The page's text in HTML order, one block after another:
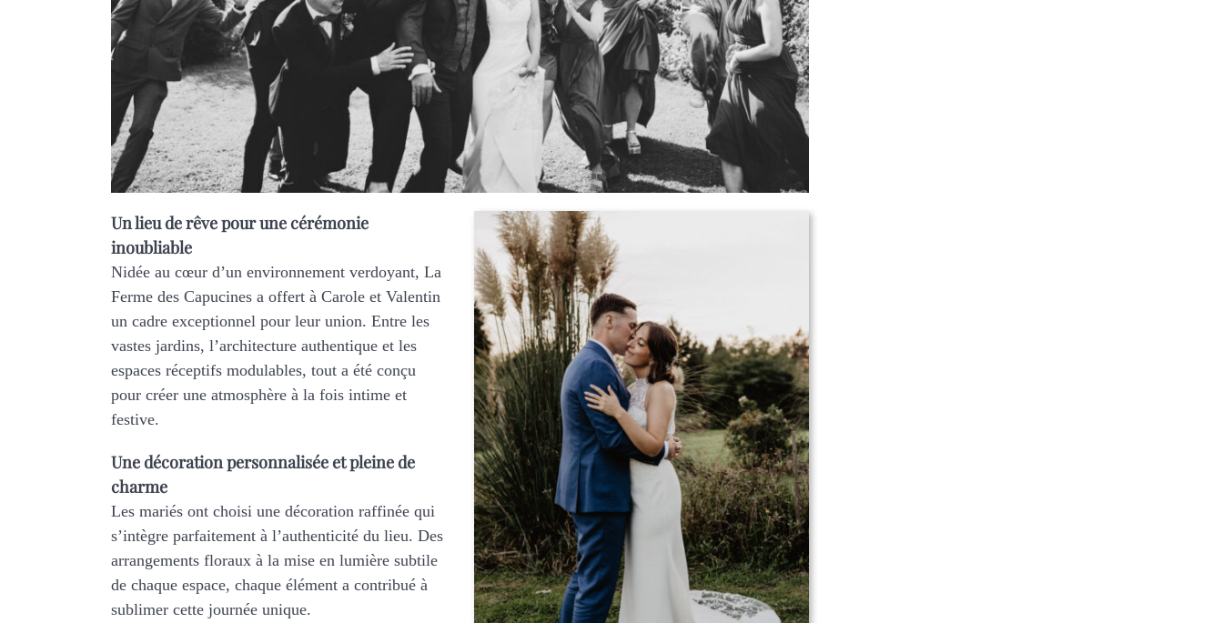
Un lieu de rêve pour une cérémonie
inoubliable
Nidée au cœur d’un environnement verdoyant, La
Ferme des Capucines a offert à Carole et Valentin
un cadre exceptionnel pour leur union. Entre les
vastes jardins, l’architecture authentique et les
espaces réceptifs modulables, tout a été conçu
pour créer une atmosphère à la fois intime et
festive.
Une décoration personnalisée et pleine de
charme
Les mariés ont choisi une décoration raffinée qui
s’intègre parfaitement à l’authenticité du lieu. Des
arrangements floraux à la mise en lumière subtile
de chaque espace, chaque élément a contribué à
sublimer cette journée unique.